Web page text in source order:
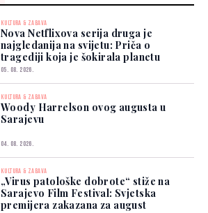
KULTURA & ZABAVA
Nova Netflixova serija druga je
najgledanija na svijetu: Priča o
tragediji koja je šokirala planetu
05. 08. 2026.
KULTURA & ZABAVA
Woody Harrelson ovog augusta u
Sarajevu
04. 08. 2026.
KULTURA & ZABAVA
„Virus patološke dobrote“ stiže na
Sarajevo Film Festival: Svjetska
premijera zakazana za august